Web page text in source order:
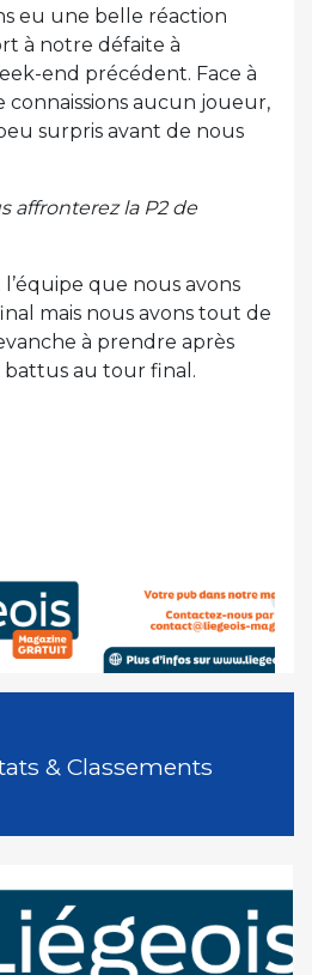
eu une belle réaction
à notre défaite à
end précédent. Face à
connaissions aucun joueur,
surpris avant de nous
affronterez la P2 de
l’équipe que nous avons
mais nous avons tout de
à prendre après
au tour final.
& Classements